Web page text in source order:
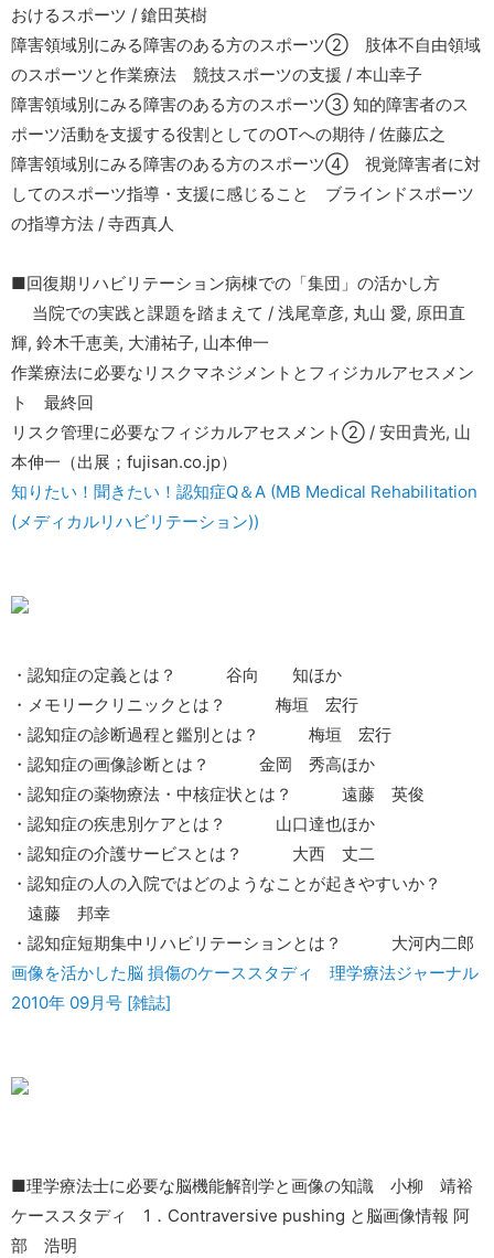
おけるスポーツ / 鎗田英樹
障害領域別にみる障害のある方のスポーツ② 肢体不自由領域
のスポーツと作業療法 競技スポーツの支援 / 本山幸子
障害領域別にみる障害のある方のスポーツ③ 知的障害者のス
ポーツ活動を支援する役割としてのOTへの期待 / 佐藤広之
障害領域別にみる障害のある方のスポーツ④ 視覚障害者に対
してのスポーツ指導・支援に感じること ブラインドスポーツ
の指導方法 / 寺西真人
■回復期リハビリテーション病棟での「集団」の活かし方
当院での実践と課題を踏まえて / 浅尾章彦, 丸山 愛, 原田直
輝, 鈴木千恵美, 大浦祐子, 山本伸一
作業療法に必要なリスクマネジメントとフィジカルアセスメン
ト 最終回
リスク管理に必要なフィジカルアセスメント② / 安田貴光, 山
本伸一（出展；fujisan.co.jp）
知りたい！聞きたい！認知症Q＆A (MB Medical Rehabilitation
(メディカルリハビリテーション))
・認知症の定義とは？ 谷向 知ほか
・メモリークリニックとは？ 梅垣 宏行
・認知症の診断過程と鑑別とは？ 梅垣 宏行
・認知症の画像診断とは？ 金岡 秀高ほか
・認知症の薬物療法・中核症状とは？ 遠藤 英俊
・認知症の疾患別ケアとは？ 山口達也ほか
・認知症の介護サービスとは？ 大西 丈二
・認知症の人の入院ではどのようなことが起きやすいか？
遠藤 邦幸
・認知症短期集中リハビリテーションとは？ 大河内二郎
画像を活かした脳 損傷のケーススタディ 理学療法ジャーナル
2010年 09月号 [雑誌]
■理学療法士に必要な脳機能解剖学と画像の知識 小柳 靖裕
ケーススタディ 1．Contraversive pushing と脳画像情報 阿
部 浩明